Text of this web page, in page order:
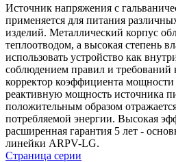
Источник напряжения с
применяется для питания
изделий. Металлический корпус
теплоотводом, а высокая степень
использовать устройство как
соблюдением правил и требований
корректор коэффициента мощности
реактивную мощность источника
положительным образом
потребляемой энергии. Высокая
расширенная гарантия 5 лет -
линейки ARPV-LG.
Страница серии